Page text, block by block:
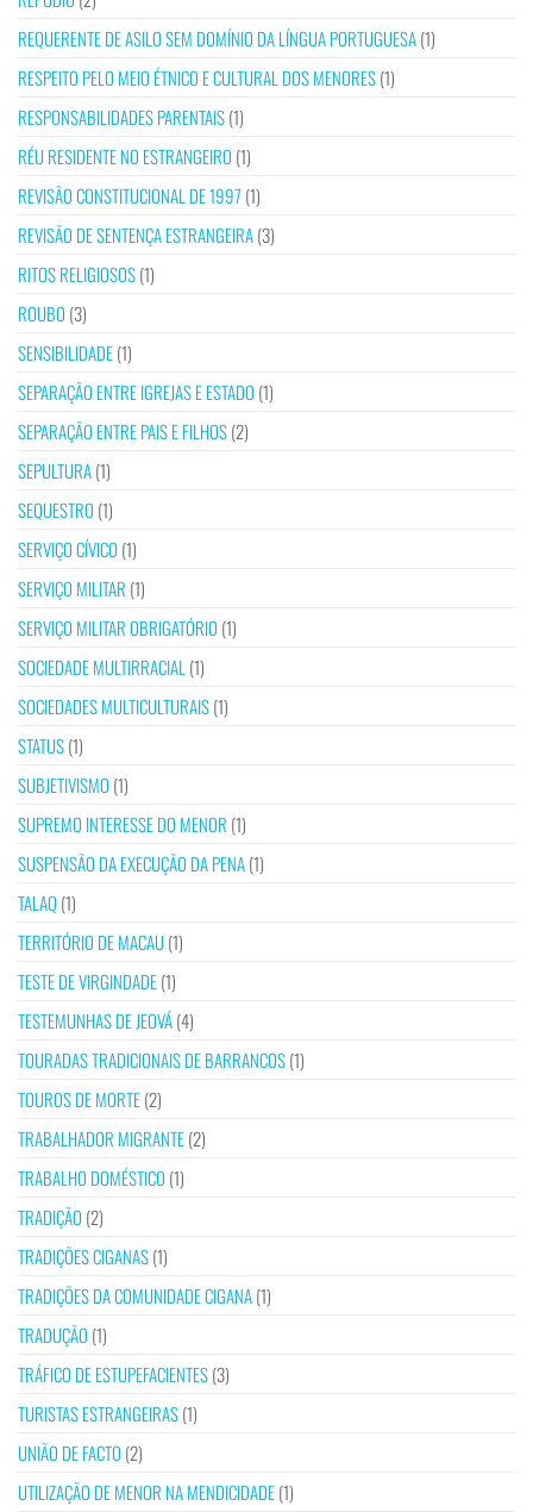
REQUERENTE DE ASILO SEM DOMÍNIO DA LÍNGUA PORTUGUESA(1)
RESPEITO PELO MEIO ÉTNICO E CULTURAL DOS MENORES(1)
RESPONSABILIDADES PARENTAIS(1)
RÉU RESIDENTE NO ESTRANGEIRO (1)
REVISÃO CONSTITUCIONAL DE 1997 (1)
REVISÃO DE SENTENÇA ESTRANGEIRA(3)
RITOS RELIGIOSOS(1)
ROUBO (3)
SENSIBILIDADE(1)
SEPARAÇÃO ENTRE IGREJAS E ESTADO (1)
SEPARAÇÃO ENTRE PAIS E FILHOS(2)
SEPULTURA(1)
SEQUESTRO (1)
SERVIÇO CÍVICO (1)
SERVIÇO MILITAR (1)
SERVIÇO MILITAR OBRIGATÓRIO (1)
SOCIEDADE MULTIRRACIAL (1)
SOCIEDADES MULTICULTURAIS(1)
STATUS(1)
SUBJETIVISMO (1)
SUPREMO INTERESSE DO MENOR (1)
SUSPENSÃO DA EXECUÇÃO DA PENA(1)
TALAQ(1)
TERRITÓRIO DE MACAU(1)
TESTE DE VIRGINDADE(1)
TESTEMUNHAS DE JEOVÁ(4)
TOURADAS TRADICIONAIS DE BARRANCOS(1)
TOUROS DE MORTE(2)
TRABALHADOR MIGRANTE(2)
TRABALHO DOMÉSTICO (1)
TRADIÇÃO (2)
TRADIÇÕES CIGANAS(1)
TRADIÇÕES DA COMUNIDADE CIGANA(1)
TRADUÇÃO (1)
TRÁFICO DE ESTUPEFACIENTES(3)
TURISTAS ESTRANGEIRAS(1)
UNIÃO DE FACTO (2)
UTILIZAÇÃO DE MENOR NA MENDICIDADE(1)